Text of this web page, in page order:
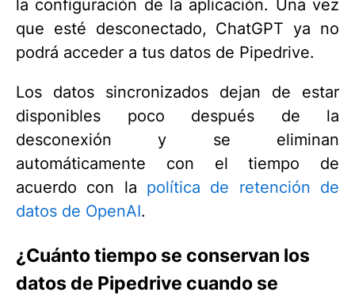
la configuración de la aplicación. Una vez
que esté desconectado, ChatGPT ya no
podrá acceder a tus datos de Pipedrive.
Los datos sincronizados dejan de estar
disponibles poco después de la
desconexión y se eliminan
automáticamente con el tiempo de
acuerdo con la política de retención de
datos de OpenAI.
¿Cuánto tiempo se conservan los
datos de Pipedrive cuando se